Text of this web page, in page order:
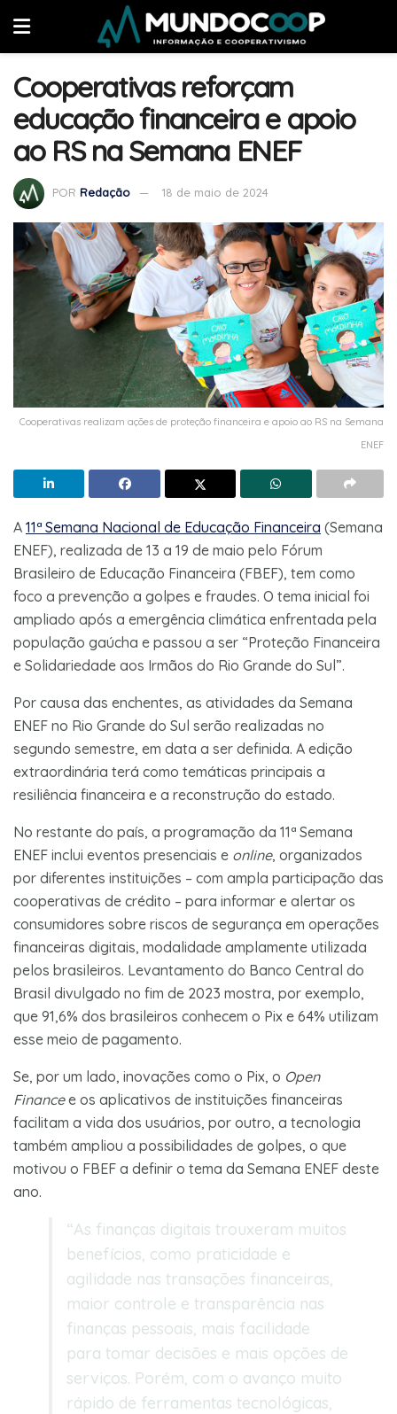
Cooperativas reforçam
educação financeira e apoio
ao RS na Semana ENEF
POR Redação 18 de maio de 2024
Cooperativas realizam ações de proteção financeira e apoio ao RS na Semana
ENEF
A 11ª Semana Nacional de Educação Financeira (Semana
ENEF), realizada de 13 a 19 de maio pelo Fórum
Brasileiro de Educação Financeira (FBEF), tem como
foco a prevenção a golpes e fraudes. O tema inicial foi
ampliado após a emergência climática enfrentada pela
população gaúcha e passou a ser “Proteção Financeira
e Solidariedade aos Irmãos do Rio Grande do Sul”.
Por causa das enchentes, as atividades da Semana
ENEF no Rio Grande do Sul serão realizadas no
segundo semestre, em data a ser definida. A edição
extraordinária terá como temáticas principais a
resiliência financeira e a reconstrução do estado.
No restante do país, a programação da 11ª Semana
ENEF inclui eventos presenciais e online, organizados
por diferentes instituições – com ampla participação das
cooperativas de crédito – para informar e alertar os
consumidores sobre riscos de segurança em operações
financeiras digitais, modalidade amplamente utilizada
pelos brasileiros. Levantamento do Banco Central do
Brasil divulgado no fim de 2023 mostra, por exemplo,
que 91,6% dos brasileiros conhecem o Pix e 64% utilizam
esse meio de pagamento.
Se, por um lado, inovações como o Pix, o Open
Financee os aplicativos de instituições financeiras
facilitam a vida dos usuários, por outro, a tecnologia
também ampliou a possibilidades de golpes, o que
motivou o FBEF a definir o tema da Semana ENEF deste
ano.
“As finanças digitais trouxeram muitos
benefícios, como praticidade e
agilidade nas transações financeiras,
maior controle e transparência nas
finanças pessoais, mais facilidade
para tomar decisões e mais opções de
serviços. Porém, com o avanço muito
rápido de ferramentas tecnológicas,